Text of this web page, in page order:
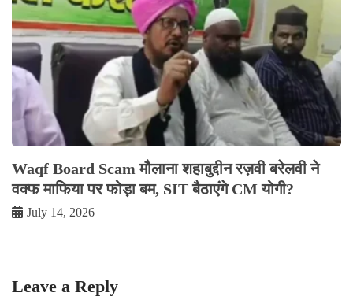
Waqf Board Scam मौलाना शहाबुद्दीन रज़वी बरेलवी ने
वक्फ माफिया पर फोड़ा बम, SIT बैठाएंगे CM योगी?
July 14, 2026
Leave a Reply